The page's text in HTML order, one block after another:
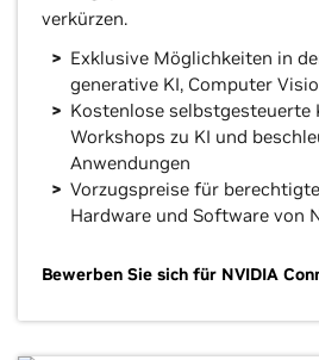
verkürzen.
Exklusive Möglichkeiten in
generative KI, Computer
Kostenlose selbstgesteuerte
Workshops zu KI und
Anwendungen
Vorzugspreise für
Hardware und Software von
Bewerben Sie sich für NVIDIA